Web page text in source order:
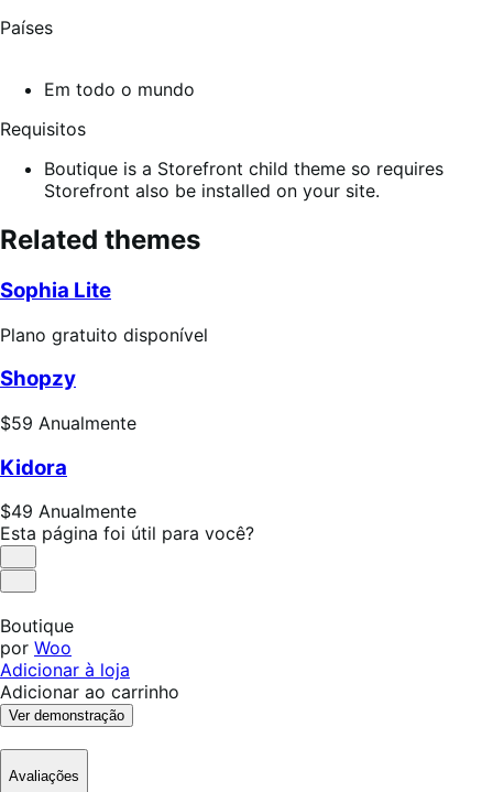
Países
Em todo o mundo
Requisitos
Boutique is a Storefront child theme so requires
Storefront also be installed on your site.
Related themes
Sophia Lite
Plano
disponível
Plano gratuito disponível
Shopzy
Preço:
Anualmente
$59 Anualmente
Kidora
Preço:
$49
Anualmente
$49 Anualmente
Esta página foi útil para você?
Útil
Não
útil
Boutique
por Woo
Adicionar à loja
Adicionar ao carrinho
Ver demonstração
Avaliações